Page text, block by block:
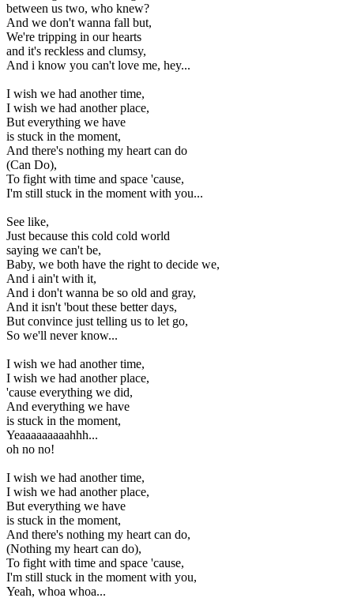
between us two, who knew?
And we don't wanna fall but,
We're tripping in our hearts
and it's reckless and clumsy,
And i know you can't love me, hey...
I wish we had another time,
I wish we had another place,
But everything we have
is stuck in the moment,
And there's nothing my heart can do
(Can Do),
To fight with time and space 'cause,
I'm still stuck in the moment with you...
See like,
Just because this cold cold world
saying we can't be,
Baby, we both have the right to decide we,
And i ain't with it,
And i don't wanna be so old and gray,
And it isn't 'bout these better days,
But convince just telling us to let go,
So we'll never know...
I wish we had another time,
I wish we had another place,
'cause everything we did,
And everything we have
is stuck in the moment,
Yeaaaaaaaaahhh...
oh no no!
I wish we had another time,
I wish we had another place,
But everything we have
is stuck in the moment,
And there's nothing my heart can do,
(Nothing my heart can do),
To fight with time and space 'cause,
I'm still stuck in the moment with you,
Yeah, whoa whoa...